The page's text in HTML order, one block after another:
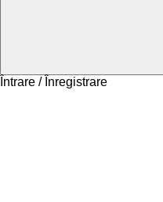
Întrare / Înregistrare